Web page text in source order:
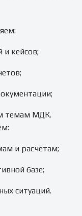
и кейсов;
темам МДК.
и расчётам;
базе;
ситуаций.